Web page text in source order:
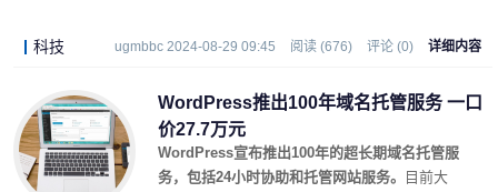
科技 ugmbbc 2024-08-29 09:45 阅读 (676) 评论 (0) 详细内容
WordPress推出100年域名托管服务 一口
价27.7万元
WordPress宣布推出100年的超长期域名托管服
务，包括24小时协助和托管网站服务。
目前大